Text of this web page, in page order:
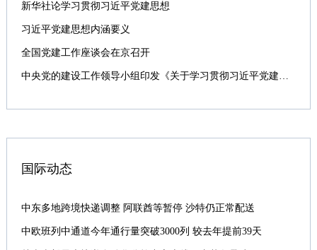
新华社论学习贯彻习近平党建思想
习近平党建思想内涵要义
全国党建工作座谈会在京召开
中央党的建设工作领导小组印发《关于学习贯彻习近平党建思想的通知》
国际动态
中东多地跨境快递调整 阿联酋等暂停 沙特仍正常配送
中欧班列中通道今年通行量突破3000列 较去年提前39天